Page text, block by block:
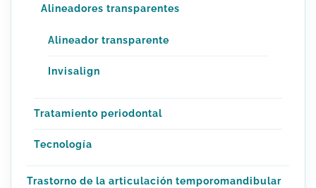
Alineadores transparentes
Alineador transparente
Invisalign
Tratamiento periodontal
Tecnología
Trastorno de la articulación temporomandibular